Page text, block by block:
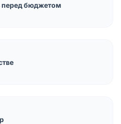
перед бюджетом